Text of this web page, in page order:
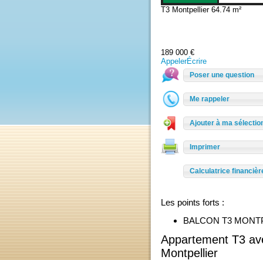
189 000 €
AppelerÉcrire
Poser une
Me rappeler
Ajouter à ma
Imprimer
BALCON T3